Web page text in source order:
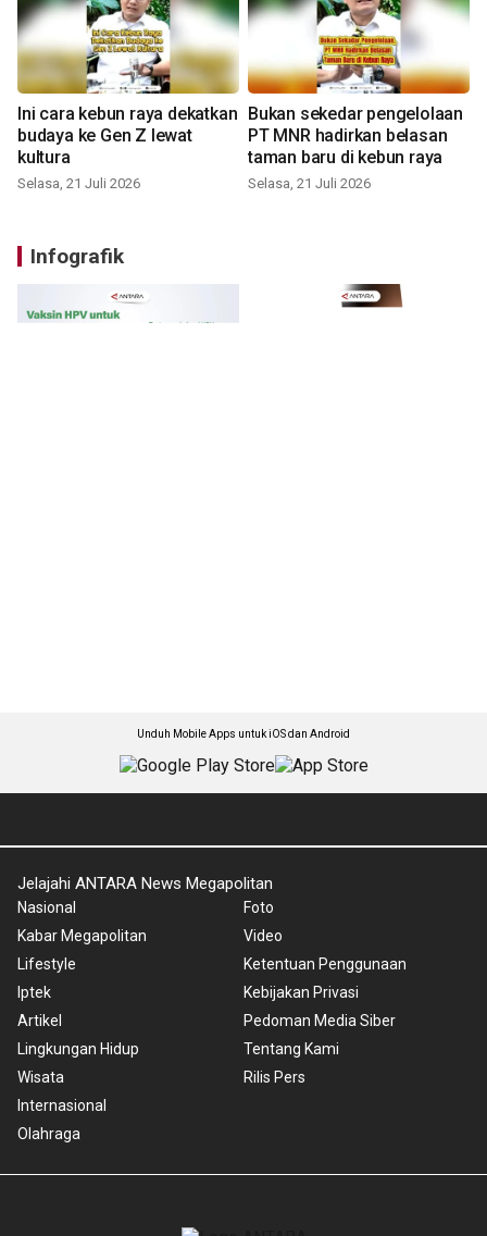
Ini cara kebun raya dekatkan
budaya ke Gen Z lewat
kultura
Selasa, 21 Juli 2026
Bukan sekedar pengelolaan
PT MNR hadirkan belasan
taman baru di kebun raya
Selasa, 21 Juli 2026
Infografik
Unduh Mobile Apps untuk iOS dan Android
Jelajahi ANTARA News Megapolitan
Nasional
Kabar Megapolitan
Lifestyle
Iptek
Artikel
Lingkungan Hidup
Wisata
Internasional
Olahraga
Foto
Video
Ketentuan Penggunaan
Kebijakan Privasi
Pedoman Media Siber
Tentang Kami
Rilis Pers